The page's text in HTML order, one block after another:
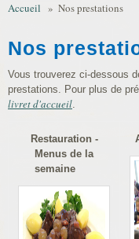
Accueil » Nos prestations
Nos
Vous trouverez ci-dessous
prestations. Pour plus de
livret d'accueil.
Restauration -
Menus de la
semaine